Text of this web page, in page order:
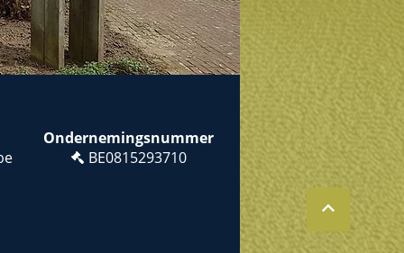
Ondernemingsnummer
BE0815293710